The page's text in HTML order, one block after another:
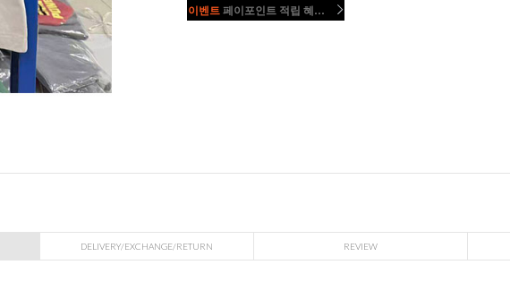
이벤트 페이포인트 적립 혜택 2배 UP!
DELIVERY/EXCHANGE/RETURN REVIEW